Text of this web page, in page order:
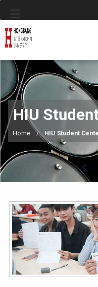
HIU
Home HIU Student